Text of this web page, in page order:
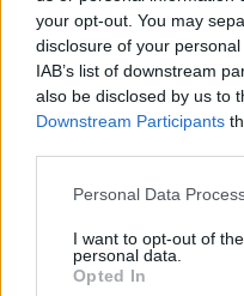
your opt-out. You may
disclosure of your
IAB’s list of downstream
also be disclosed by us to
Downstream Participants
Personal Data
I want to opt-out of
personal data.
Opted In
το
μια